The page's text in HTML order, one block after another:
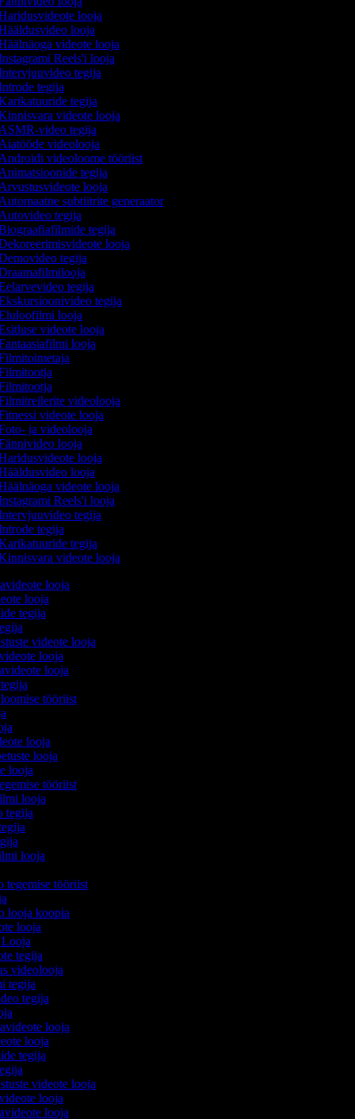
looja
looja
videote looja
Reels'i looja
tegija
tegija
tegija
videote looja
video tegija
videolooja
videoloome tööriist
tegija
looja
subtiitrite generaator
tegija
tegija
looja
tegija
tegija
tegija
looja
videote looja
looja
videolooja
videote looja
ja videolooja
looja
looja
looja
videote looja
Reels'i looja
tegija
tegija
tegija
videote looja
looja
looja
tegija
videote looja
looja
looja
tööriist
looja
looja
looja
tööriist
looja
tegija
looja
tegemise tööriist
looja koopia
looja
Looja
tegija
videolooja
tegija
tegija
looja
looja
tegija
videote looja
looja
looja